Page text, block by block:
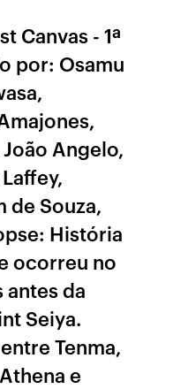
Canvas - 1ª
por: Osamu
Angelo,
de Souza,
História
ocorreu no
antes da
Seiya.
Tenma,
e